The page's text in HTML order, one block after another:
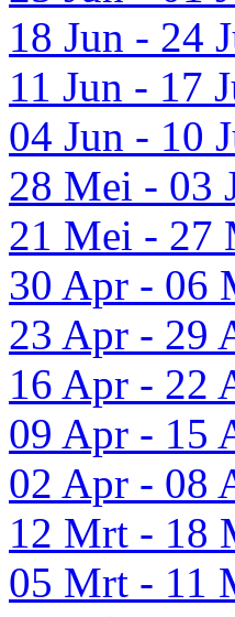
18 Jun - 24
11 Jun - 17
04 Jun - 10
28 Mei - 03
21 Mei - 27
30 Apr - 06
23 Apr - 29
16 Apr - 22
09 Apr - 15
02 Apr - 08
12 Mrt - 18
05 Mrt - 11